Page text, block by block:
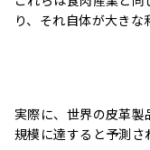
り、それ自体が大きな
実際に、世界の皮革
規模に達すると予測さ